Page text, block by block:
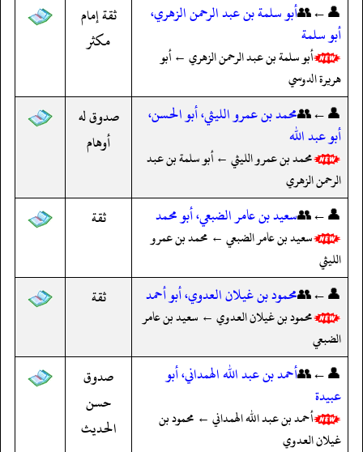
👤←👥أبو سلمة بن عبد الرحمن الزهري،
أبو سلمة
أبو سلمة بن عبد الرحمن الزهري ← أبو
هريرة الدوسي
ثقة إمام
مكثر
👤←👥محمد بن عمرو الليثي، أبو الحسن،
أبو عبد الله
محمد بن عمرو الليثي ← أبو سلمة بن عبد
الرحمن الزهري
صدوق له
أوهام
👤←👥سعيد بن عامر الضبعي، أبو محمد
سعيد بن عامر الضبعي ← محمد بن عمرو
الليثي
ثقة
👤←👥محمود بن غيلان العدوي، أبو أحمد
محمود بن غيلان العدوي ← سعيد بن عامر
الضبعي
ثقة
👤←👥أحمد بن عبد الله الهمداني، أبو
عبيدة
أحمد بن عبد الله الهمداني ← محمود بن
غيلان العدوي
صدوق
حسن
الحديث